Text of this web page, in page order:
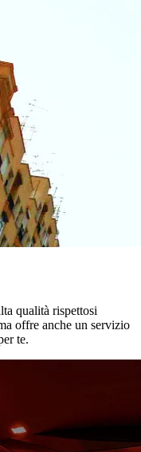
qualità rispettosi
offre anche un servizio
te.